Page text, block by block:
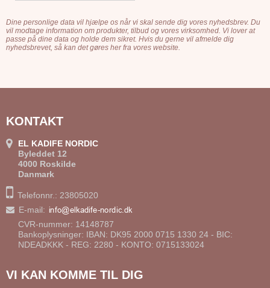
Dine personlige data vil hjælpe os når vi skal sende dig vores nyhedsbrev. Du
vil modtage information om produkter, tilbud og vores virksomhed. Vi lover at
passe på dine data og holde dem sikret. Hvis du gerne vil afmelde dig
nyhedsbrevet, så kan det gøres her fra vores website.
KONTAKT
EL KADIFE NORDIC
Byleddet 12
4000 Roskilde
Danmark
Telefonnr.: 23805020
E-mail:
CVR-nummer: 14148787
Bankoplysninger: IBAN: DK95 2000 0715 1330 24 - BIC:
NDEADKKK - REG: 2280 - KONTO: 0715133024
VI KAN KOMME TIL DIG